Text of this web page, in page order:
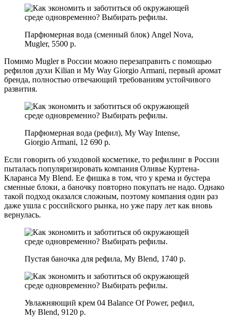
Парфюмерная вода (сменный блок) Angel Nova,
Mugler, 5500 р.
Помимо Mugler в России можно перезаправить с помощью
рефилов духи Kilian и My Way Giorgio Armani, первый аромат
бренда, полностью отвечающий требованиям устойчивого
развития.
Парфюмерная вода (рефил), My Way Intense,
Giorgio Armani, 12 690 р.
Если говорить об уходовой косметике, то рефилинг в России
пыталась популяризировать компания Оливье Куртена-
Кларанса My Blend. Ее фишка в том, что у крема и бустера
сменные блоки, а баночку повторно покупать не надо. Однако
такой подход оказался сложным, поэтому компания один раз
даже ушла с российского рынка, но уже пару лет как вновь
вернулась.
Пустая баночка для рефила, My Blend, 1740 р.
Увлажняющий крем 04 Balance Of Power, рефил,
My Blend, 9120 р.